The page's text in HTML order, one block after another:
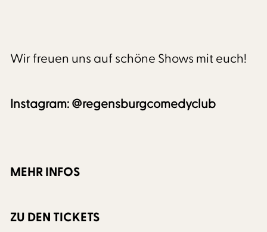
Wir freuen uns auf schöne Shows mit euch!
Instagram: @regensburgcomedyclub
MEHR INFOS
ZU DEN TICKETS